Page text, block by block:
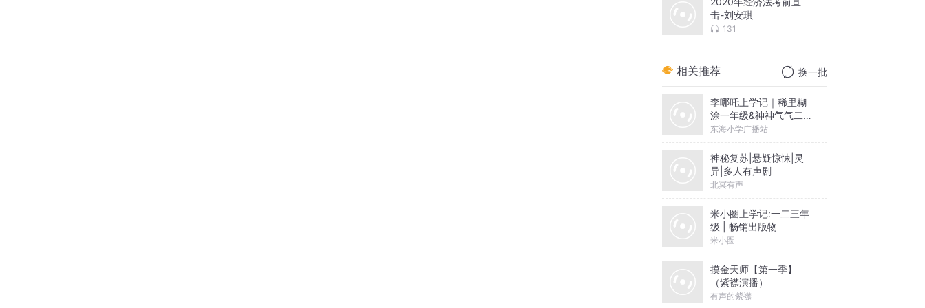
击-刘安琪
131
相关推荐 换一批
李哪吒上学记｜稀里糊
涂一年级&神神气气二年
级
东海小学广播站
神秘复苏|悬疑惊悚|灵
异|多人有声剧
北冥有声
米小圈上学记:一二三年
级 | 畅销出版物
米小圈
摸金天师【第一季】
（紫襟演播）
有声的紫襟